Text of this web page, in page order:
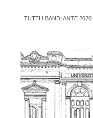
TUTTI I BANDI ANTE 2020